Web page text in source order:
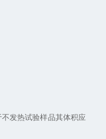
发热试验样品其体积应